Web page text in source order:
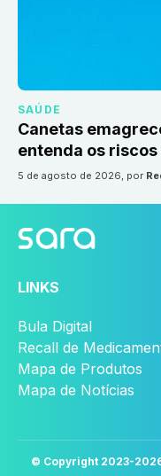
SAÚDE
Canetas
entenda os
5 de agosto de 2026, por
LINKS
Bula Digital
Recall de
Mapa de Produtos
Mapa de Notícias
© Copyright 2023-